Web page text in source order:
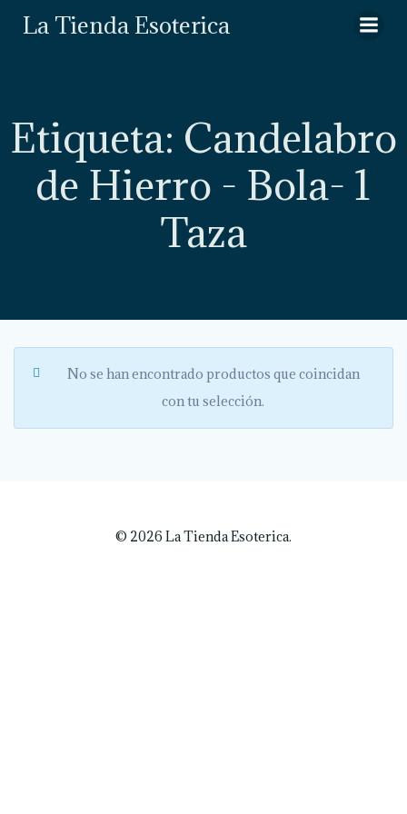
al
La Tienda Esoterica
Etiqueta: Candelabro
de Hierro - Bola- 1
Taza
No se han encontrado productos que coincidan
con tu selección.
© 2026 La Tienda Esoterica.